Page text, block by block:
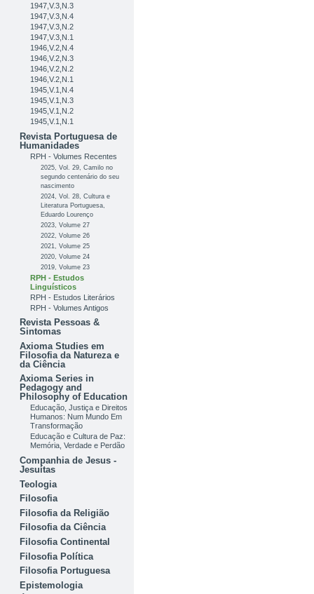
1947,V.3,N.3
1947,V.3,N.4
1947,V.3,N.2
1947,V.3,N.1
1946,V.2,N.4
1946,V.2,N.3
1946,V.2,N.2
1946,V.2,N.1
1945,V.1,N.4
1945,V.1,N.3
1945,V.1,N.2
1945,V.1,N.1
Revista Portuguesa de
Humanidades
RPH - Volumes Recentes
2025, Vol. 29, Camilo no
segundo centenário do seu
nascimento
2024, Vol. 28, Cultura e
Literatura Portuguesa,
Eduardo Lourenço
2023, Volume 27
2022, Volume 26
2021, Volume 25
2020, Volume 24
2019, Volume 23
RPH - Estudos
Linguísticos
RPH - Estudos Literários
RPH - Volumes Antigos
Revista Pessoas &
Sintomas
Axioma Studies em
Filosofia da Natureza e
da Ciência
Axioma Series in
Pedagogy and
Philosophy of Education
Educação, Justiça e Direitos
Humanos: Num Mundo Em
Transformação
Educação e Cultura de Paz:
Memória, Verdade e Perdão
Companhia de Jesus -
Jesuítas
Teologia
Filosofia
Filosofia da Religião
Filosofia da Ciência
Filosofia Continental
Filosofia Política
Filosofia Portuguesa
Epistemologia